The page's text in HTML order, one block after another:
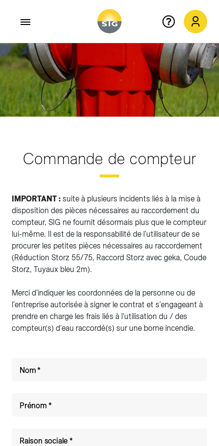
Aller au contenu principal
Commande de compteur
IMPORTANT : suite à plusieurs incidents liés à la mise à
disposition des pièces nécessaires au raccordement du
compteur, SIG ne fournit désormais plus que le compteur
lui-même. Il est de la responsabilité de l'utilisateur de se
procurer les petites pièces nécessaires au raccordement
(Réduction Storz 55/75, Raccord Storz avec geka, Coude
Storz, Tuyaux bleu 2m).
Merci d'indiquer les coordonnées de la personne ou de
l'entreprise autorisée à signer le contrat et s'engageant à
prendre en charge les frais liés à l'utilisation du / des
compteur(s) d'eau raccordé(s) sur une borne incendie.
Nom
Prénom
Raison sociale